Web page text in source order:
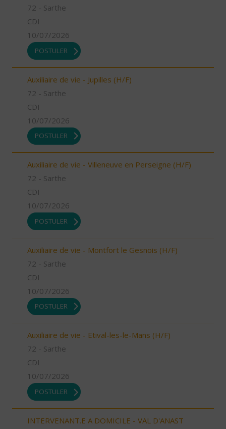
72 - Sarthe
CDI
10/07/2026
POSTULER
Auxiliaire de vie - Jupilles (H/F)
72 - Sarthe
CDI
10/07/2026
POSTULER
Auxiliaire de vie - Villeneuve en Perseigne (H/F)
72 - Sarthe
CDI
10/07/2026
POSTULER
Auxiliaire de vie - Montfort le Gesnois (H/F)
72 - Sarthe
CDI
10/07/2026
POSTULER
Auxiliaire de vie - Etival-les-le-Mans (H/F)
72 - Sarthe
CDI
10/07/2026
POSTULER
INTERVENANT.E A DOMICILE - VAL D'ANAST